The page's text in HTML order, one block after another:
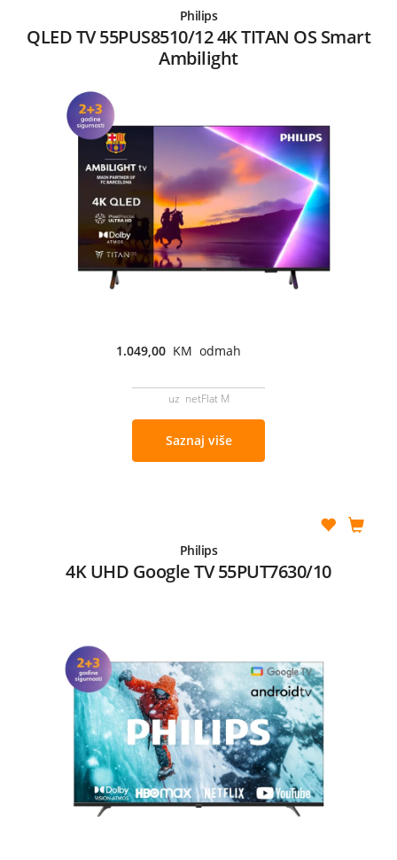
Philips
QLED TV 55PUS8510/12 4K TITAN OS Smart
Ambilight
1.049,00 KM odmah
uz netFlat M
Saznaj više
Philips
4K UHD Google TV 55PUT7630/10